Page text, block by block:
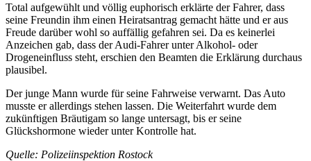
Total aufgewühlt und völlig euphorisch erklärte der Fahrer, dass
seine Freundin ihm einen Heiratsantrag gemacht hätte und er aus
Freude darüber wohl so auffällig gefahren sei. Da es keinerlei
Anzeichen gab, dass der Audi-Fahrer unter Alkohol- oder
Drogeneinfluss steht, erschien den Beamten die Erklärung durchaus
plausibel.
Der junge Mann wurde für seine Fahrweise verwarnt. Das Auto
musste er allerdings stehen lassen. Die Weiterfahrt wurde dem
zukünftigen Bräutigam so lange untersagt, bis er seine
Glückshormone wieder unter Kontrolle hat.
Quelle: Polizeiinspektion Rostock